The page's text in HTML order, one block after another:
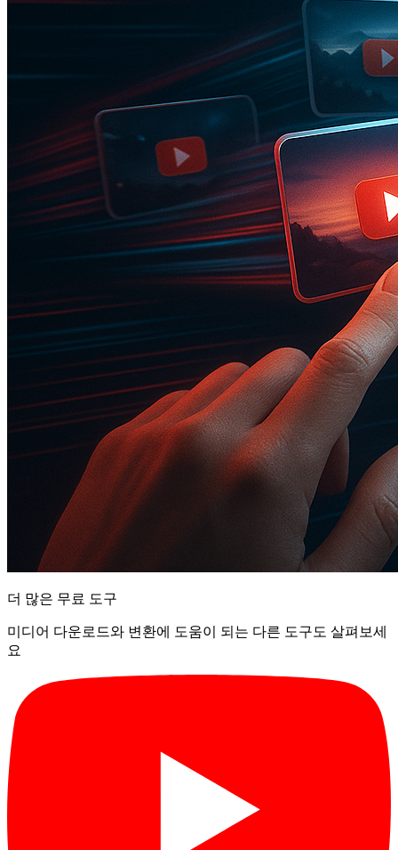
더 많은 무료 도구
미디어 다운로드와 변환에 도움이 되는 다른 도구도 살펴보세
요